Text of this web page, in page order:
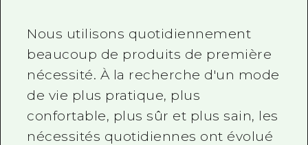
Nous utilisons quotidiennement
beaucoup de produits de première
nécessité. À la recherche d'un mode
de vie plus pratique, plus
confortable, plus sûr et plus sain, les
nécessités quotidiennes ont évolué